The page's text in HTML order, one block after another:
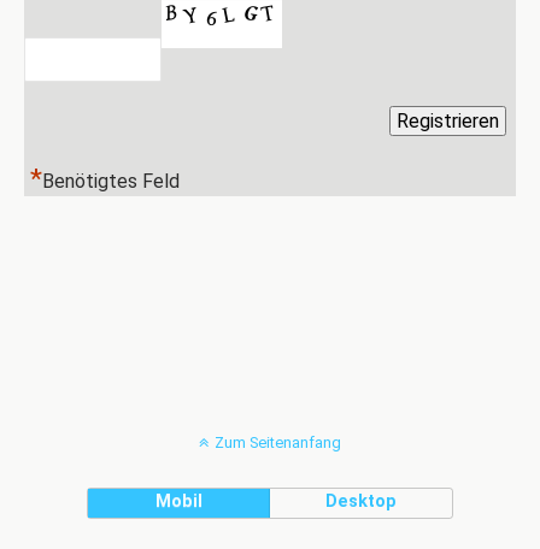
*Benötigtes Feld
Zum Seitenanfang
Mobil Desktop